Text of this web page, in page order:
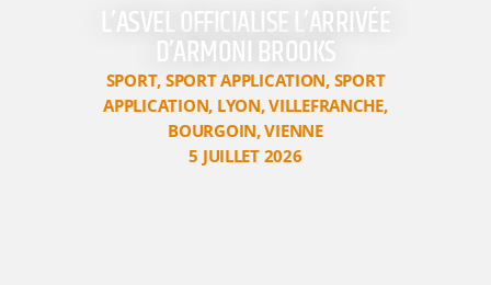
L’ASVEL OFFICIALISE L’ARRIVÉE
D’ARMONI BROOKS
SPORT, SPORT APPLICATION, SPORT
APPLICATION, LYON,VILLEFRANCHE,
BOURGOIN,VIENNE
5 JUILLET 2026